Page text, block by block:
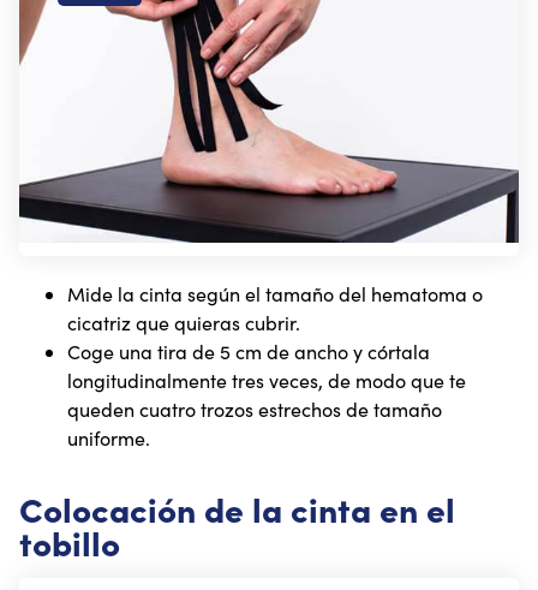
Mide la cinta según el tamaño del hematoma o
cicatriz que quieras cubrir.
Coge una tira de 5 cm de ancho y córtala
longitudinalmente tres veces, de modo que te
queden cuatro trozos estrechos de tamaño
uniforme.
Colocación de la cinta en el
tobillo